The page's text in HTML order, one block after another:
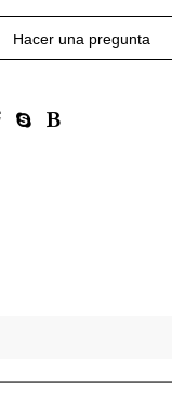
Hacer una pregunta